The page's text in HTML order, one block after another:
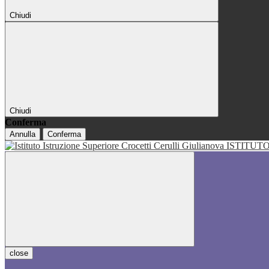
Chiudi
Chiudi
Conferma
Annulla Conferma
close